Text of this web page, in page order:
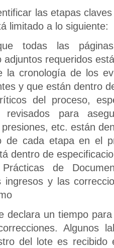
las etapas
limitado a lo siguiente:
que todas las
adjuntos requeridos
la cronología de los
y que están dentro
del proceso,
revisados para
etc. están
de cada etapa en el
dentro de
de
ingresos y las
declara un tiempo
Algunos
del lote es recibido